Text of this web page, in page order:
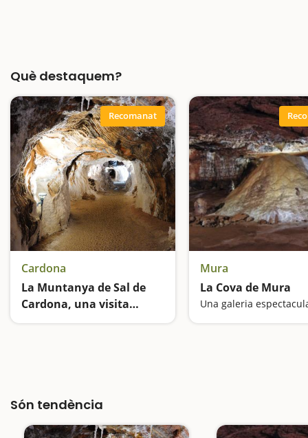
Què destaquem?
Recomanat
Cardona
La Muntanya de Sal de
Cardona, una visita
sorprenent
Mura
La Cova de Mura
Una galeria
Són tendència